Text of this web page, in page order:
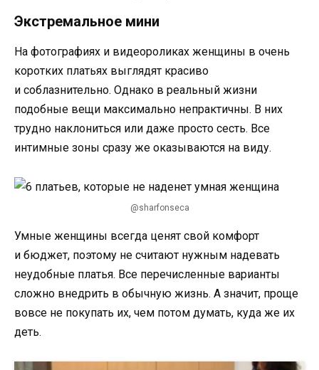
Экстремальное мини
На фотографиях и видеороликах женщины в очень
коротких платьях выглядят красиво
и соблазнительно. Однако в реальный жизни
подобные вещи максимально непрактичны. В них
трудно наклониться или даже просто сесть. Все
интимные зоны сразу же оказываются на виду.
@sharfonseca
Умные женщины всегда ценят свой комфорт
и бюджет, поэтому не считают нужным надевать
неудобные платья. Все перечисленные варианты
сложно внедрить в обычную жизнь. А значит, проще
вовсе не покупать их, чем потом думать, куда же их
деть.